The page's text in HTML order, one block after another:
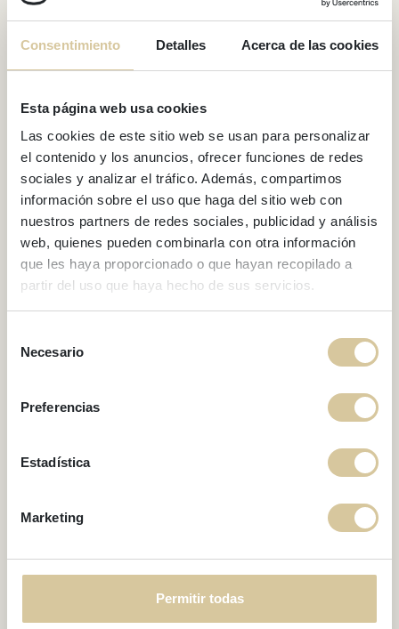
Consentimiento Detalles Acerca de las cookies
Esta página web usa cookies
Las cookies de este sitio web se usan para personalizar
el contenido y los anuncios, ofrecer funciones de redes
sociales y analizar el tráfico. Además, compartimos
información sobre el uso que haga del sitio web con
nuestros partners de redes sociales, publicidad y análisis
web, quienes pueden combinarla con otra información
que les haya proporcionado o que hayan recopilado a
partir del uso que haya hecho de sus servicios.
Necesario
Preferencias
Estadística
Marketing
Permitir todas
Lucas House 2-4